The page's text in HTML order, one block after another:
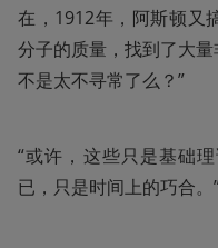
在，1912年，阿斯顿又
分子的质量，找到了大
不是太不寻常了么？”
“或许，这些只是基础
已，只是时间上的巧合。